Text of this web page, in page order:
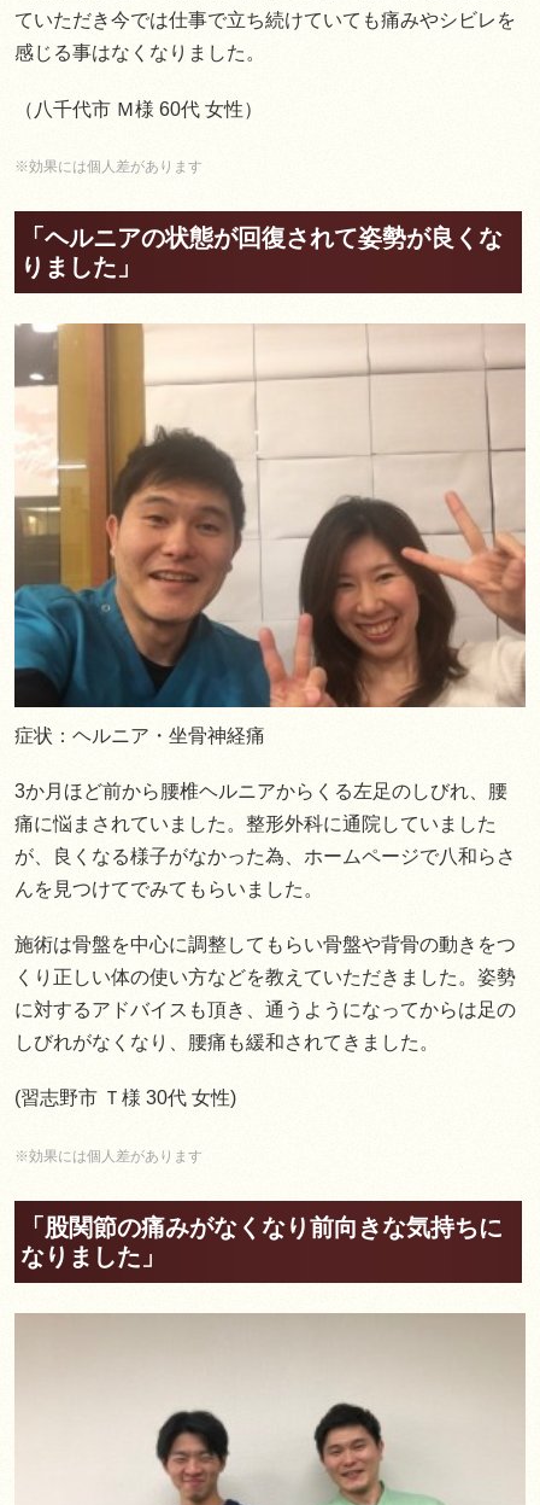
ていただき今では仕事で立ち続けていても痛みやシビレを
感じる事はなくなりました。
（八千代市 Ｍ様 60代 女性）
※効果には個人差があります
「ヘルニアの状態が回復されて姿勢が良くな
りました」
症状：ヘルニア・坐骨神経痛
3か月ほど前から腰椎ヘルニアからくる左足のしびれ、腰
痛に悩まされていました。整形外科に通院していました
が、良くなる様子がなかった為、ホームページで八和らさ
んを見つけてでみてもらいました。
施術は骨盤を中心に調整してもらい骨盤や背骨の動きをつ
くり正しい体の使い方などを教えていただきました。姿勢
に対するアドバイスも頂き、通うようになってからは足の
しびれがなくなり、腰痛も緩和されてきました。
(習志野市 Ｔ様 30代 女性)
※効果には個人差があります
「股関節の痛みがなくなり前向きな気持ちに
なりました」